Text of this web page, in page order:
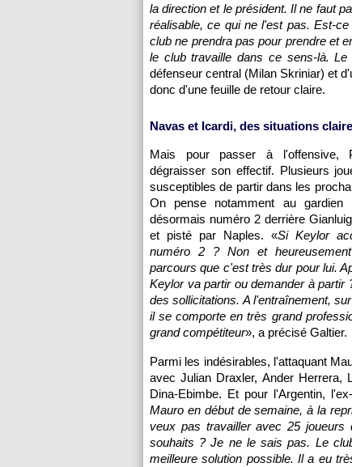
la direction et le président. Il ne faut
réalisable, ce qui ne l'est pas. Est-
club ne prendra pas pour prendre et
le club travaille dans ce sens-là.
défenseur central (Milan Skriniar) et
donc d'une feuille de retour claire.
Navas et Icardi, des situations
Mais pour passer à l'offensive,
dégraisser son effectif. Plusieurs
susceptibles de partir dans les
On pense notamment au gardien
désormais numéro 2 derrière
et pisté par Naples. «Si Keylor
numéro 2 ? Non et
parcours que c'est très dur pour lui.
Keylor va partir ou demander à partir
des sollicitations. A l'entraînement,
il se comporte en très grand
grand compétiteur», a précisé Galtier.
Parmi les indésirables, l'attaquant
avec Julian Draxler, Ander Herrera,
Dina-Ebimbe. Et pour l'Argentin,
Mauro en début de semaine, à la
veux pas travailler avec 25
souhaits ? Je ne le sais pas. Le
meilleure solution possible. Il a eu